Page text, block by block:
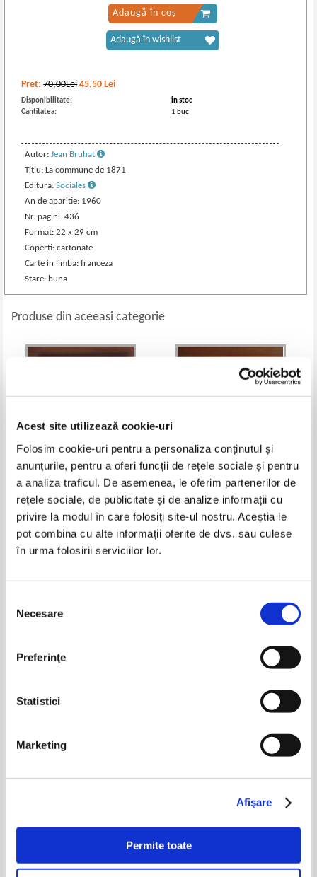
Acest site utilizează cookie-uri
Folosim cookie-uri pentru a personaliza conținutul și
anunțurile, pentru a oferi funcții de rețele sociale și pentru
a analiza traficul. De asemenea, le oferim partenerilor de
rețele sociale, de publicitate și de analize informații cu
privire la modul în care folosiți site-ul nostru. Aceștia le
pot combina cu alte informații oferite de dvs. sau culese
în urma folosirii serviciilor lor.
consimțământului
Necesare
Preferinţe
Statistici
Marketing
Afişare
Permite toate
Pret:70,00Lei 45,50 Lei
Disponibilitate:
in stoc
Cantitatea:
1 buc
Autor:Jean Bruhat
Titlu: La commune de 1871
Editura:Sociales
An de aparitie: 1960
Nr. pagini: 436
Format: 22 x 29 cm
Coperti: cartonate
Carte in limba: franceza
Stare: buna
Adaugă în coș
Adaugă în wishlist
Produse din aceeasi categorie
Istoria ilustrata a lumii. Intre
cruce si semiluna 430 - 907
(Reader's Digest)
N. A. Kun - Miturile Greciei
Antice
florentine
Adaugă în coș
Vilniaus. Architeltura
Adaugă în coș